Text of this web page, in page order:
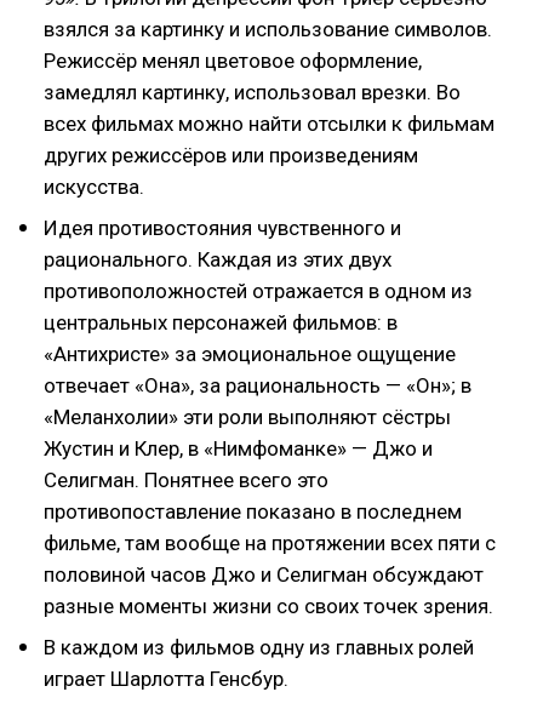
взялся за картинку и использование символов.
Режиссёр менял цветовое оформление,
замедлял картинку, использовал врезки. Во
всех фильмах можно найти отсылки к фильмам
других режиссёров или произведениям
искусства.
Идея противостояния чувственного и
рационального. Каждая из этих двух
противоположностей отражается в одном из
центральных персонажей фильмов: в
«Антихристе» за эмоциональное ощущение
отвечает «Она», за рациональность — «Он»; в
«Меланхолии» эти роли выполняют сёстры
Жустин и Клер, в «Нимфоманке» — Джо и
Селигман. Понятнее всего это
противопоставление показано в последнем
фильме, там вообще на протяжении всех пяти с
половиной часов Джо и Селигман обсуждают
разные моменты жизни со своих точек зрения.
В каждом из фильмов одну из главных ролей
играет Шарлотта Генсбур.